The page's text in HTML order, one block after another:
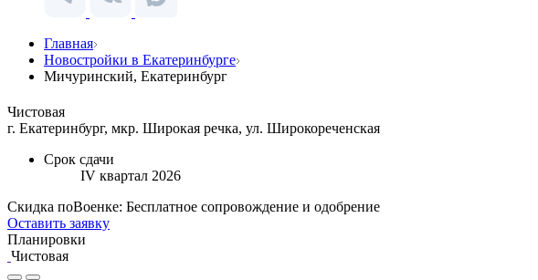
Главная
Новостройки в Екатеринбурге
Мичуринский, Екатеринбург
Чистовая
г. Екатеринбург, мкр. Широкая речка, ул. Широкореченская
Срок сдачи
IV квартал 2026
Скидка поВоенке: Бесплатное сопровождение и одобрение
Оставить заявку
Планировки
Чистовая